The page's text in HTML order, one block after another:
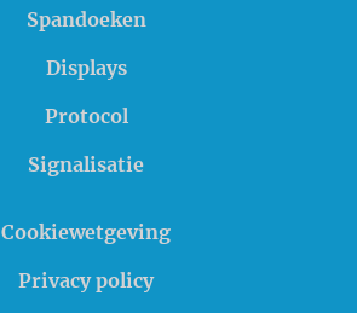
Spandoeken
Displays
Protocol
Signalisatie
Cookiewetgeving
Privacy policy